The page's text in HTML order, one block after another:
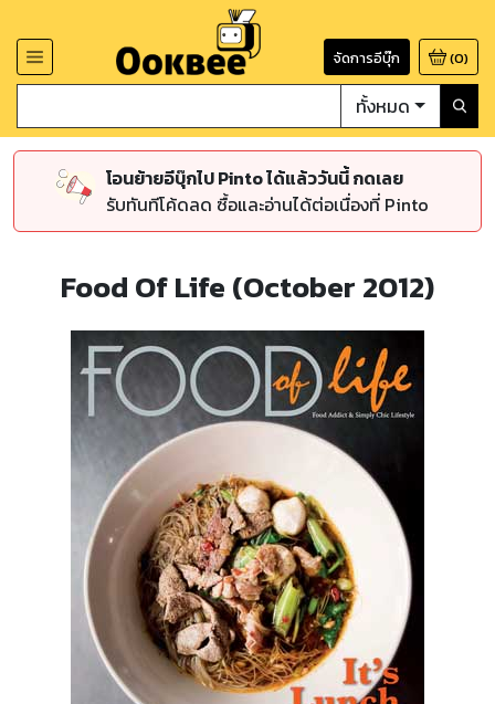
จัดการอีบุ๊ก (0)
ทั้งหมด
โอนย้ายอีบุ๊กไป Pinto ได้แล้ววันนี้ กดเลย
รับทันทีโค้ดลด ซื้อและอ่านได้ต่อเนื่องที่ Pinto
Food Of Life (October 2012)